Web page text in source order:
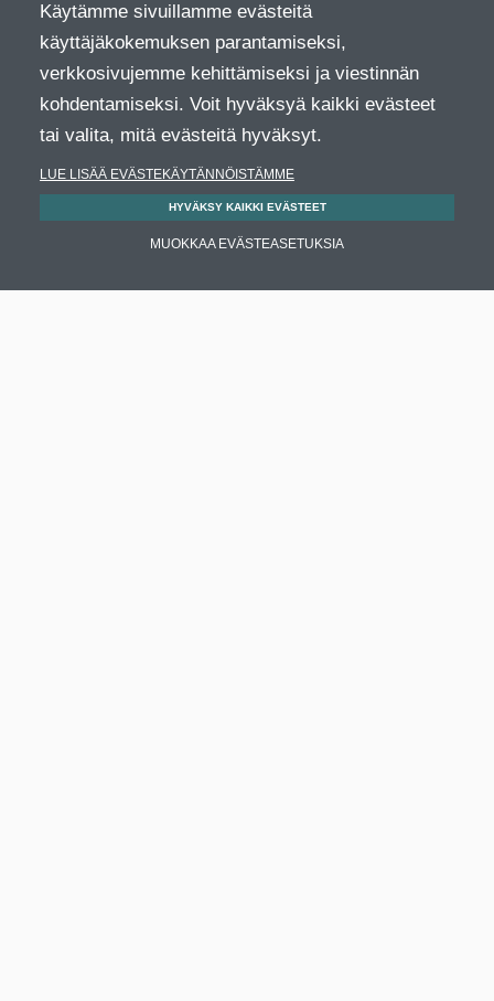
Käytämme sivuillamme evästeitä
käyttäjäkokemuksen parantamiseksi,
verkkosivujemme kehittämiseksi ja viestinnän
kohdentamiseksi. Voit hyväksyä kaikki evästeet
tai valita, mitä evästeitä hyväksyt.
LUE LISÄÄ EVÄSTEKÄYTÄNNÖISTÄMME
HYVÄKSY KAIKKI EVÄSTEET
MUOKKAA EVÄSTEASETUKSIA